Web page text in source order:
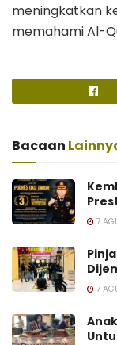
meningkatkan
memahami Al-
Bacaan
7
7